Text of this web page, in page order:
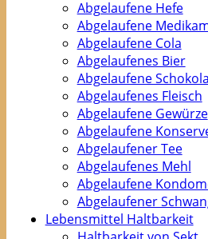
Abgelaufene Hefe
Abgelaufene
Abgelaufene Cola
Abgelaufenes Bier
Abgelaufene
Abgelaufenes Fleisch
Abgelaufene Gewürze
Abgelaufene
Abgelaufener Tee
Abgelaufenes Mehl
Abgelaufene
Abgelaufener
Lebensmittel Haltbarkeit